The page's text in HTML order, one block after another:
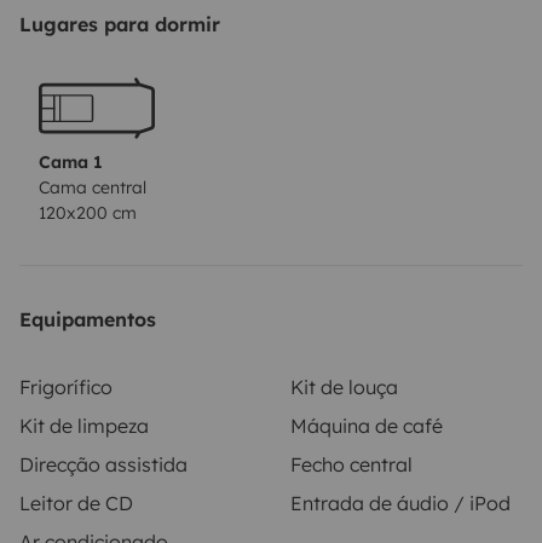
comfort.
Lugares para dormir
Cama 1
Cama central
120x200 cm
Equipamentos
Frigorífico
Kit de louça
Kit de limpeza
Máquina de café
Direcção assistida
Fecho central
Leitor de CD
Entrada de áudio / iPod